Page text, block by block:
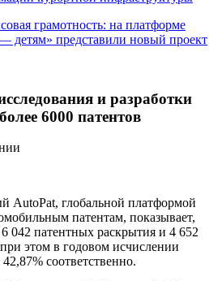
грамотность: на платформе
детям» представили новый проект
и разработки
6000 патентов
AutoPat, глобальной платформой
патентам, показывает,
042 патентных раскрытия и 4 652
этом в годовом исчислении
соответственно.